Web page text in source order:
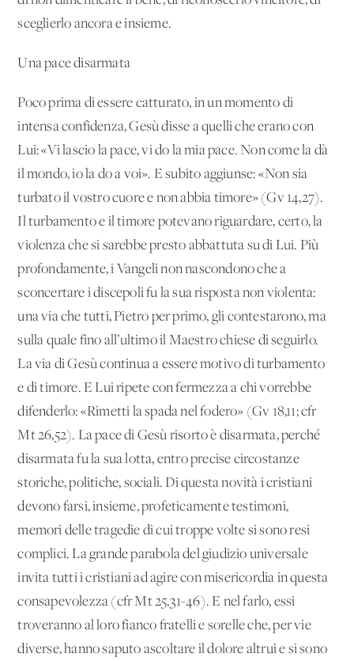
sceglierlo ancora e insieme.
Una pace disarmata
Poco prima di essere catturato, in un momento di
intensa confidenza, Gesù disse a quelli che erano con
Lui: «Vi lascio la pace, vi do la mia pace. Non come la dà
il mondo, io la do a voi». E subito aggiunse: «Non sia
turbato il vostro cuore e non abbia timore» (Gv 14,27).
Il turbamento e il timore potevano riguardare, certo, la
violenza che si sarebbe presto abbattuta su di Lui. Più
profondamente, i Vangeli non nascondono che a
sconcertare i discepoli fu la sua risposta non violenta:
una via che tutti, Pietro per primo, gli contestarono, ma
sulla quale fino all’ultimo il Maestro chiese di seguirlo.
La via di Gesù continua a essere motivo di turbamento
e di timore. E Lui ripete con fermezza a chi vorrebbe
difenderlo: «Rimetti la spada nel fodero» (Gv 18,11; cfr
Mt 26,52). La pace di Gesù risorto è disarmata, perché
disarmata fu la sua lotta, entro precise circostanze
storiche, politiche, sociali. Di questa novità i cristiani
devono farsi, insieme, profeticamente testimoni,
memori delle tragedie di cui troppe volte si sono resi
complici. La grande parabola del giudizio universale
invita tutti i cristiani ad agire con misericordia in questa
consapevolezza (cfr Mt 25,31-46). E nel farlo, essi
troveranno al loro fianco fratelli e sorelle che, per vie
diverse, hanno saputo ascoltare il dolore altrui e si sono